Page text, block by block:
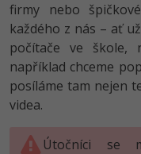
firmy nebo
každého z nás – ať
počítače ve škole,
například chceme
posíláme tam nejen
videa.
Útočníci se